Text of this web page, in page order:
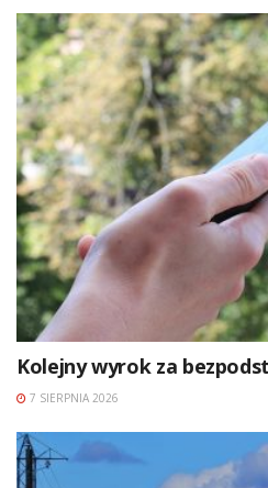
Kolejny wyrok za
7 SIERPNIA 2026